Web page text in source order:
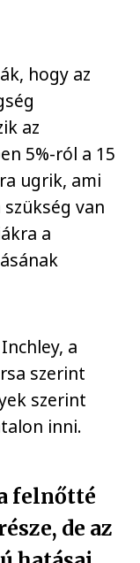
hogy az
az
5%-ról a 15
ugrik, ami
van
a
a
szerint
szerint
inni.
felnőtté
de az